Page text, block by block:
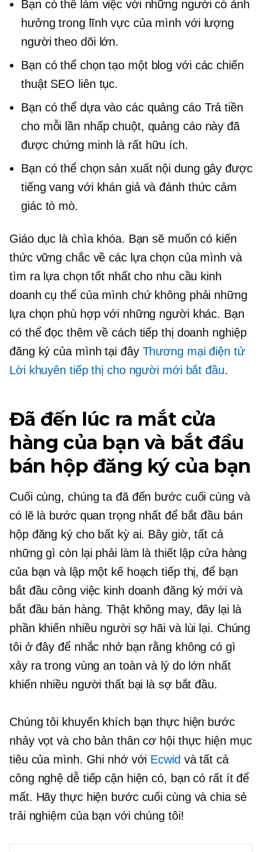
Bạn có thể làm việc với những người có ảnh
hưởng trong lĩnh vực của mình với lượng
người theo dõi lớn.
Bạn có thể chọn tạo một blog với các chiến
thuật SEO liên tục.
Bạn có thể dựa vào các quảng cáo Trả tiền
cho mỗi lần nhấp chuột, quảng cáo này đã
được chứng minh là rất hữu ích.
Bạn có thể chọn sản xuất nội dung gây được
tiếng vang với khán giả và đánh thức cảm
giác tò mò.
Giáo dục là chìa khóa. Bạn sẽ muốn có kiến ​​
thức vững chắc về các lựa chọn của mình và
tìm ra lựa chọn tốt nhất cho nhu cầu kinh
doanh cụ thể của mình chứ không phải những
lựa chọn phù hợp với những người khác. Bạn
có thể đọc thêm về cách tiếp thị doanh nghiệp
đăng ký của mình tại đây Thương mại điện tử
Lời khuyên tiếp thị cho người mới bắt đầu.
Đã đến lúc ra mắt cửa
hàng của bạn và bắt đầu
bán hộp đăng ký của bạn
Cuối cùng, chúng ta đã đến bước cuối cùng và
có lẽ là bước quan trọng nhất để bắt đầu bán
hộp đăng ký cho bất kỳ ai. Bây giờ, tất cả
những gì còn lại phải làm là thiết lập cửa hàng
của bạn và lập một kế hoạch tiếp thị, để bạn
bắt đầu công việc kinh doanh đăng ký mới và
bắt đầu bán hàng. Thật không may, đây lại là
phần khiến nhiều người sợ hãi và lùi lại. Chúng
tôi ở đây để nhắc nhở bạn rằng không có gì
xảy ra trong vùng an toàn và lý do lớn nhất
khiến nhiều người thất bại là sợ bắt đầu.
Chúng tôi khuyến khích bạn thực hiện bước
nhảy vọt và cho bản thân cơ hội thực hiện mục
tiêu của mình. Ghi nhớ với Ecwid và tất cả
công nghệ dễ tiếp cận hiện có, bạn có rất ít để
mất. Hãy thực hiện bước cuối cùng và chia sẻ
trải nghiệm của bạn với chúng tôi!